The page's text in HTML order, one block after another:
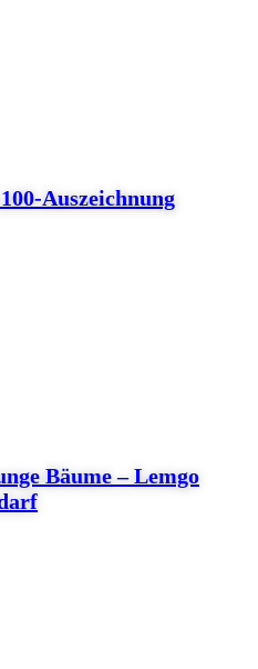
Auszeichnung
Bäume – Lemgo